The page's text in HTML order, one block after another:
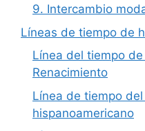
9. Intercambio
Líneas de tiempo de
Línea del tiempo
Renacimiento
Línea de tiempo
hispanoamericano